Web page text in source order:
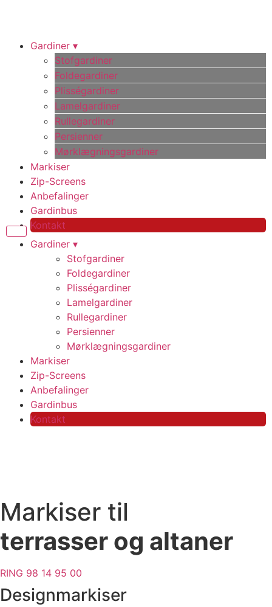
Gardiner ▾
Stofgardiner
Foldegardiner
Plisségardiner
Lamelgardiner
Rullegardiner
Persienner
Mørklægningsgardiner
Markiser
Zip-Screens
Anbefalinger
Gardinbus
Kontakt
Gardiner ▾
Stofgardiner
Foldegardiner
Plisségardiner
Lamelgardiner
Rullegardiner
Persienner
Mørklægningsgardiner
Markiser
Zip-Screens
Anbefalinger
Gardinbus
Kontakt
Markiser til
terrasser og altaner
RING 98 14 95 00
Designmarkiser